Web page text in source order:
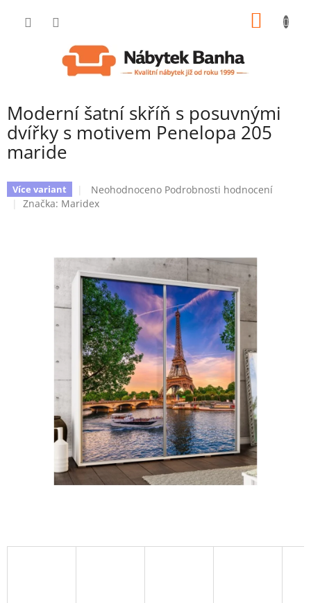
Moderní šatní skříň s posuvnými
dvířky s motivem Penelopa 205
maride
Více variant
Průměrné
hodnocení
z
hvězdiček.
Neohodnoceno Podrobnosti hodnocení
Značka: Maridex